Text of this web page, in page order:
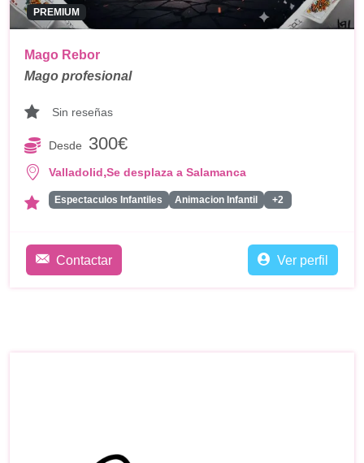
PREMIUM
Mago Rebor
Mago profesional
Sin reseñas
Desde 300€
Valladolid,Se desplaza a Salamanca
Espectaculos Infantiles Animacion Infantil +2
Contactar Ver perfil